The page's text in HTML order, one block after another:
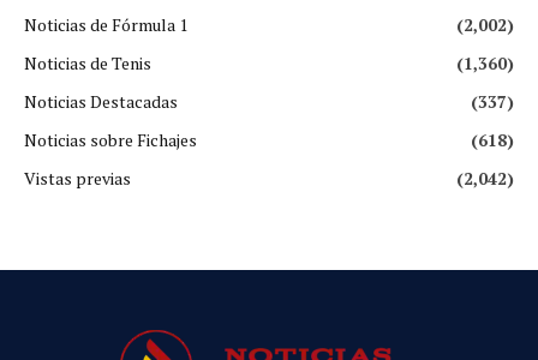
Noticias de Fórmula 1
(2,002)
Noticias de Tenis
(1,360)
Noticias Destacadas
(337)
Noticias sobre Fichajes
(618)
Vistas previas
(2,042)